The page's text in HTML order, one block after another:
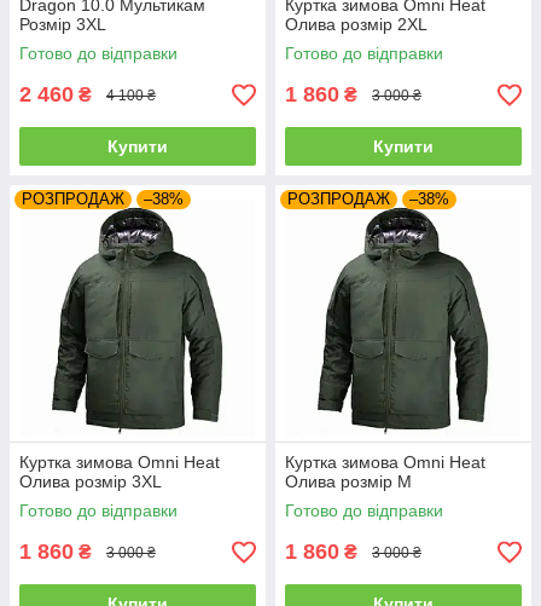
Dragon 10.0 Мультикам
Розмір 3XL
Готово до відправки
2 460 ₴ 4 100 ₴
Купити
Куртка зимова Omni Heat
Олива розмір 2XL
Готово до відправки
1 860 ₴ 3 000 ₴
Купити
РОЗПРОДАЖ –38%
Куртка зимова Omni Heat
Олива розмір 3XL
Готово до відправки
1 860 ₴ 3 000 ₴
РОЗПРОДАЖ –38%
Куртка зимова Omni Heat
Олива розмір M
Готово до відправки
1 860 ₴ 3 000 ₴